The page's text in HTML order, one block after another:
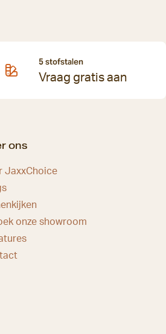
5 stofstalen
Vraag gratis aan
ons
JaxxChoice
onze showroom